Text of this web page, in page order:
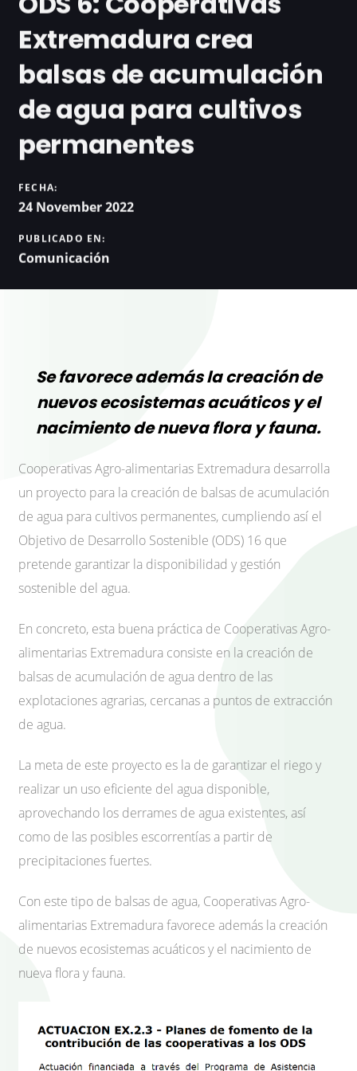
Extremadura crea
balsas de acumulación
de agua para cultivos
permanentes
FECHA:
24 November 2022
PUBLICADO EN:
Comunicación
Se favorece además la creación de
nuevos ecosistemas acuáticos y el
nacimiento de nueva flora y fauna.
Cooperativas Agro-alimentarias Extremadura desarrolla
un proyecto para la creación de balsas de acumulación
de agua para cultivos permanentes, cumpliendo así el
Objetivo de Desarrollo Sostenible (ODS) 16 que
pretende garantizar la disponibilidad y gestión
sostenible del agua.
En concreto, esta buena práctica de Cooperativas Agro-
alimentarias Extremadura consiste en la creación de
balsas de acumulación de agua dentro de las
explotaciones agrarias, cercanas a puntos de extracción
de agua.
La meta de este proyecto es la de garantizar el riego y
realizar un uso eficiente del agua disponible,
aprovechando los derrames de agua existentes, así
como de las posibles escorrentías a partir de
precipitaciones fuertes.
Con este tipo de balsas de agua, Cooperativas Agro-
alimentarias Extremadura favorece además la creación
de nuevos ecosistemas acuáticos y el nacimiento de
nueva flora y fauna.